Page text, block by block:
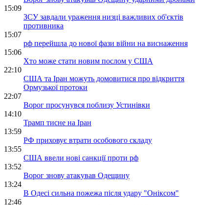
15:09
ЗСУ завдали ураження низці важливих об'єктів
противника
15:07
рф перейшла до нової фази війни на виснаження
15:06
Хто може стати новим послом у США
22:10
США та Іран можуть домовитися про відкриття
Ормузької протоки
22:07
Ворог просунувся поблизу Устинівки
14:10
Трамп тисне на Іран
13:59
РФ приховує втрати особового складу
13:55
США ввели нові санкції проти рф
13:52
Ворог знову атакував Одещину
13:24
В Одесі сильна пожежа після удару "Оніксом"
12:46